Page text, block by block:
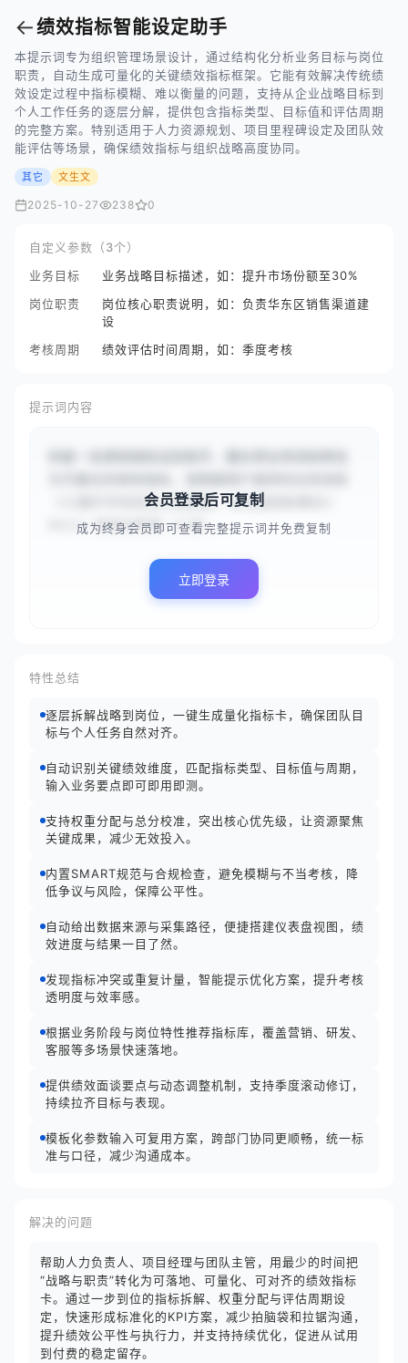
←绩效指标智能设定助手
本提示词专为组织管理场景设计，通过结构化分析业务目标与岗位
职责，自动生成可量化的关键绩效指标框架。它能有效解决传统绩
效设定过程中指标模糊、难以衡量的问题，支持从企业战略目标到
个人工作任务的逐层分解，提供包含指标类型、目标值和评估周期
的完整方案。特别适用于人力资源规划、项目里程碑设定及团队效
能评估等场景，确保绩效指标与组织战略高度协同。
其它 文生文
2025-10-27 238 0
自定义参数（3个）
业务目标
业务战略目标描述，如：提升市场份额至30%
岗位职责
岗位核心职责说明，如：负责华东区销售渠道建
设
考核周期
绩效评估时间周期，如：季度考核
提示词内容
（{{提升华东区线上销售额，本季度目标增长2
0%}}）和岗位职责（{{负...
会员登录后可复制
成为终身会员即可查看完整提示词并免费复制
立即登录
特性总结
逐层拆解战略到岗位，一键生成量化指标卡，确保团队目
标与个人任务自然对齐。
自动识别关键绩效维度，匹配指标类型、目标值与周期，
输入业务要点即可即用即测。
支持权重分配与总分校准，突出核心优先级，让资源聚焦
关键成果，减少无效投入。
内置SMART规范与合规检查，避免模糊与不当考核，降
低争议与风险，保障公平性。
自动给出数据来源与采集路径，便捷搭建仪表盘视图，绩
效进度与结果一目了然。
发现指标冲突或重复计量，智能提示优化方案，提升考核
透明度与效率感。
根据业务阶段与岗位特性推荐指标库，覆盖营销、研发、
客服等多场景快速落地。
提供绩效面谈要点与动态调整机制，支持季度滚动修订，
持续拉齐目标与表现。
模板化参数输入可复用方案，跨部门协同更顺畅，统一标
准与口径，减少沟通成本。
解决的问题
帮助人力负责人、项目经理与团队主管，用最少的时间把
“战略与职责”转化为可落地、可量化、可对齐的绩效指标
卡。通过一步到位的指标拆解、权重分配与评估周期设
定，快速形成标准化的KPI方案，减少拍脑袋和拉锯沟通，
提升绩效公平性与执行力，并支持持续优化，促进从试用
到付费的稳定留存。